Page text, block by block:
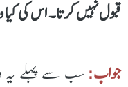
قبول نہیں کرتا۔ اس کی کیا
جواب:سب سے پہلے یہ